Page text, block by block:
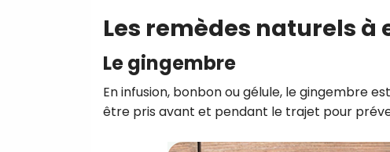
Les remèdes naturels à
Le gingembre
En infusion, bonbon ou gélule, le gingembre
être pris avant et pendant le trajet pour